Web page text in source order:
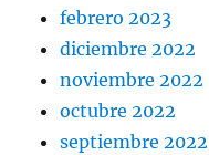
febrero 2023
diciembre 2022
noviembre 2022
octubre 2022
septiembre 2022